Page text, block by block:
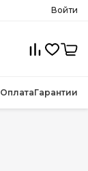
Войти
ОплатаГарантии